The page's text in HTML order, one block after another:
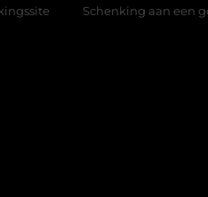
aan een goed doel: